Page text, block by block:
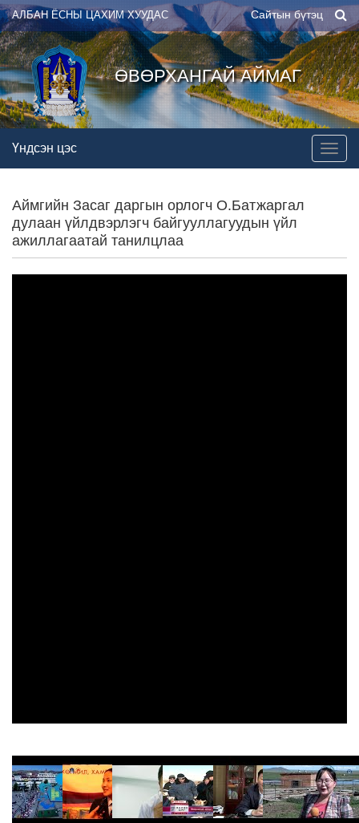
АЛБАН ЁСНЫ ЦАХИМ ХУУДАС Сайтын бүтэц
ӨВӨРХАНГАЙ АЙМАГ
Үндсэн цэс
Аймгийн Засаг даргын орлогч О.Батжаргал
дулаан үйлдвэрлэгч байгууллагуудын үйл
ажиллагаатай танилцлаа